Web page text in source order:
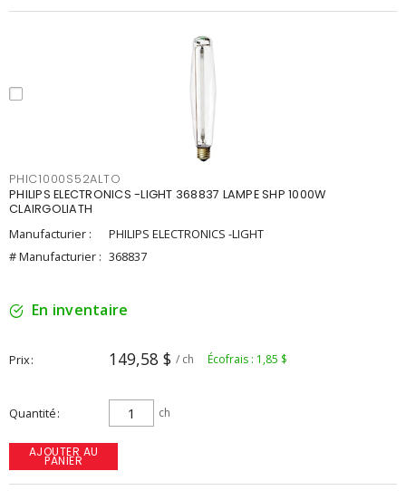
PHIC1000S52ALTO
PHILIPS ELECTRONICS -LIGHT 368837 LAMPE SHP 1000W
CLAIRGOLIATH
Manufacturier :
PHILIPS ELECTRONICS -LIGHT
# Manufacturier : 368837
En inventaire
Prix 149,58 $ / ch Écofrais : 1,85 $
Quantité ch
AJOUTER AU
PANIER